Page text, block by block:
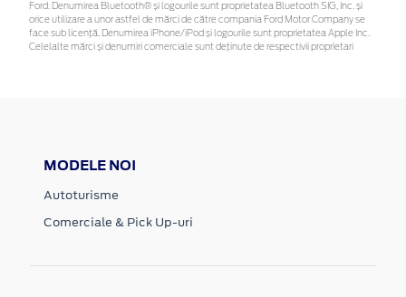
Ford. Denumirea Bluetooth® și logourile sunt proprietatea Bluetooth SIG, Inc. și
orice utilizare a unor astfel de mărci de către compania Ford Motor Company se
face sub licență. Denumirea iPhone/iPod și logourile sunt proprietatea Apple Inc.
Celelalte mărci și denumiri comerciale sunt deținute de respectivii proprietari
MODELE NOI
Autoturisme
Comerciale & Pick Up-uri